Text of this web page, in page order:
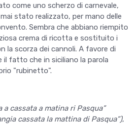
come uno scherzo di carnevale,
stato realizzato, per mano delle
Sembra che abbiano riempito
crema di ricotta e sostituito i
la scorza dei cannoli. A favore di
il fatto che in siciliano la parola
"rubinetto".
a cassata a matina ri Pasqua”
cassata la mattina di Pasqua”),